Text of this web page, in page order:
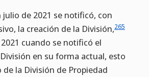
julio de 2021 se notificó, con
la creación de la División,265
cuando se notificó el
en su forma actual, esto
de la División de Propiedad